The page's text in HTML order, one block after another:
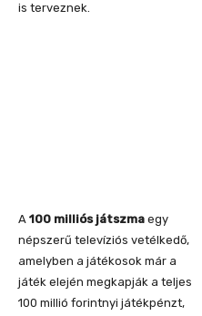
is terveznek.
A 100 milliós játszma egy
népszerű televíziós vetélkedő,
amelyben a játékosok már a
játék elején megkapják a teljes
100 millió forintnyi játékpénzt,